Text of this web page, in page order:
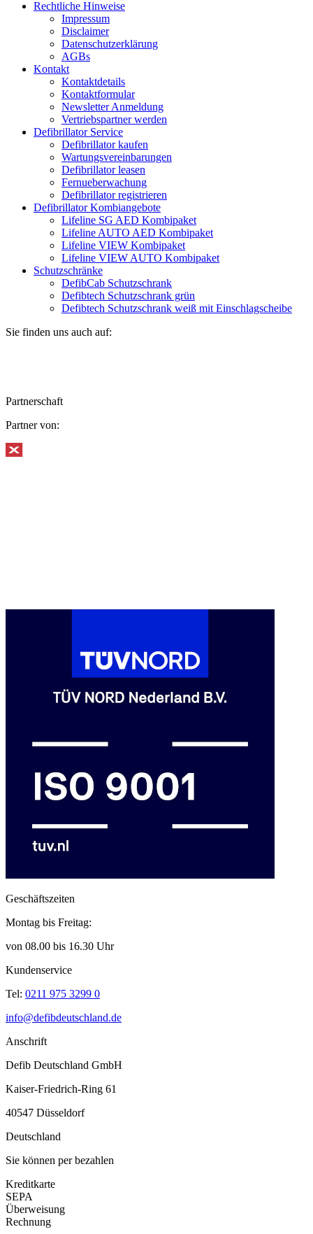
Rechtliche Hinweise
Impressum
Disclaimer
Datenschutzerklärung
AGBs
Kontakt
Kontaktdetails
Kontaktformular
Newsletter Anmeldung
Vertriebspartner werden
Defibrillator Service
Defibrillator kaufen
Wartungsvereinbarungen
Defibrillator leasen
Fernueberwachung
Defibrillator registrieren
Defibrillator Kombiangebote
Lifeline SG AED Kombipaket
Lifeline AUTO AED Kombipaket
Lifeline VIEW Kombipaket
Lifeline VIEW AUTO Kombipaket
Schutzschränke
DefibCab Schutzschrank
Defibtech Schutzschrank grün
Defibtech Schutzschrank weiß mit Einschlagscheibe
Sie finden uns auch auf:
Partnerschaft
Partner von:
Geschäftszeiten
Montag bis Freitag:
von 08.00 bis 16.30 Uhr
Kundenservice
Tel: 0211 975 3299 0
info@defibdeutschland.de
Anschrift
Defib Deutschland GmbH
Kaiser-Friedrich-Ring 61
40547 Düsseldorf
Deutschland
Sie können per bezahlen
Kreditkarte
SEPA
Überweisung
Rechnung